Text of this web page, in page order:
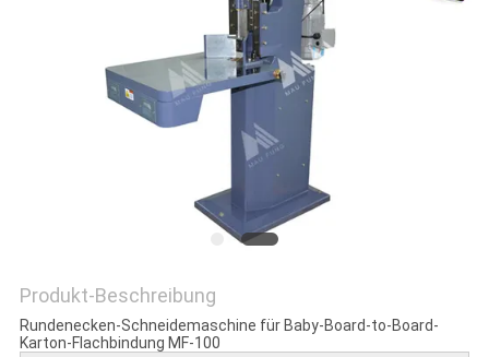
Produkt-Beschreibung
Rundenecken-Schneidemaschine für Baby-Board-to-Board-
Karton-Flachbindung MF-100